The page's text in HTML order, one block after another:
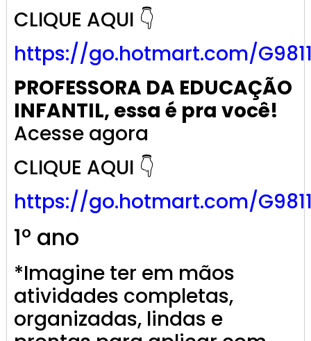
CLIQUE AQUI 👇
https://go.hotmart.com/
PROFESSORA DA EDUCAÇÃO
INFANTIL, essa é pra você!
Acesse agora
CLIQUE AQUI 👇
https://go.hotmart.com/
1º ano
*Imagine ter em mãos
atividades completas,
organizadas, lindas e